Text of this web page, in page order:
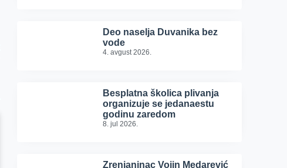
Deo naselja Duvanika bez
vode
4. avgust 2026.
Besplatna školica plivanja
organizuje se jedanaestu
godinu zaredom
8. jul 2026.
Zrenjaninac Vojin Medarević